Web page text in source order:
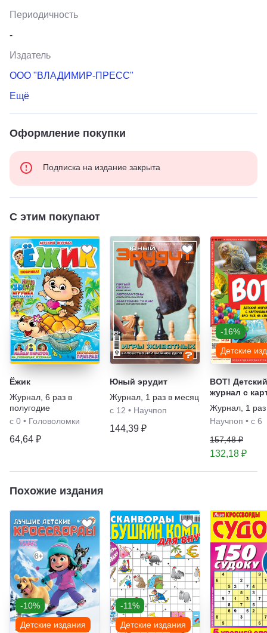
Периодичность
-
Издатель
ООО "ВЛАДИМИР-ПРЕСС"
Ещё
Оформление покупки
Подписка на издание закрыта
С этим покупают
Ёжик
Журнал 6 раз в
полугодие
с 0 • Головоломки
64,64 ₽
Юный эрудит
Журнал 1 раз в месяц
с 12 • Научпоп
144,39 ₽
-16%
Детские
ВОТ! Детский
журнал с
про все на
Журнал 1
Научпоп • с 6
157,48 ₽
132,18 ₽
Похожие издания
-10%
Детские издания
-11%
Детские издания